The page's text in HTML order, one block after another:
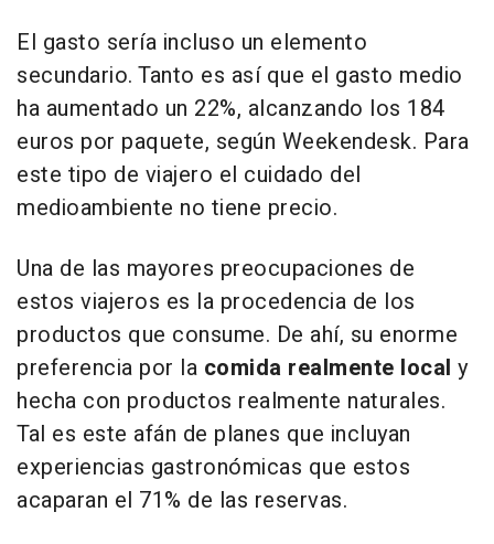
El gasto sería incluso un elemento
secundario. Tanto es así que el gasto medio
ha aumentado un 22%, alcanzando los 184
euros por paquete, según Weekendesk. Para
este tipo de viajero el cuidado del
medioambiente no tiene precio.
Una de las mayores preocupaciones de
estos viajeros es la procedencia de los
productos que consume. De ahí, su enorme
preferencia por la comida realmente local y
hecha con productos realmente naturales.
Tal es este afán de planes que incluyan
experiencias gastronómicas que estos
acaparan el 71% de las reservas.